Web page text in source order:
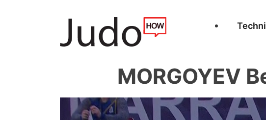
MORGOYEV